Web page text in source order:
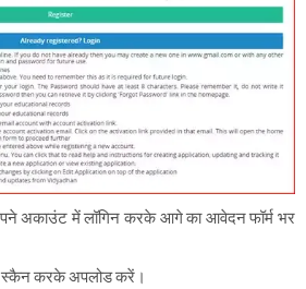
अकाउंट में लॉगिन करके आगे का आवेदन फॉर्म भर
स्कैन करके अपलोड करें।